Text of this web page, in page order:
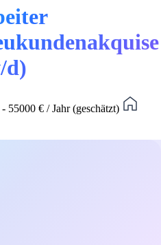
d)
55000 € / Jahr (geschätzt)